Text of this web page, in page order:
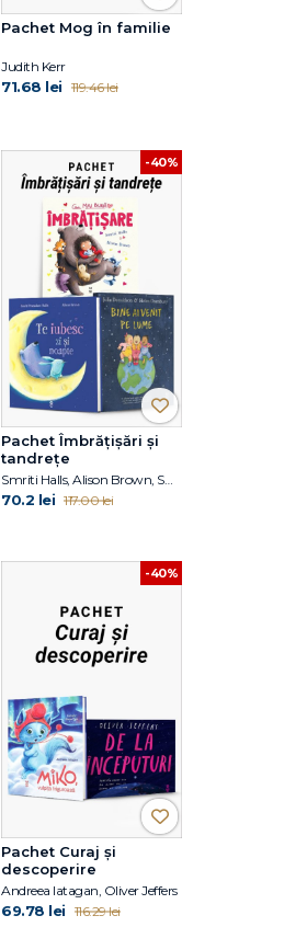
Pachet Mog în familie
Judith Kerr
71.68 lei 119.46 lei
-40%
Pachet Îmbrățișări și
tandrețe
Smriti Halls, Alison Brown, Smriti Prasadam-Halls, Julia Donaldson
70.2 lei 117.00 lei
-40%
Pachet Curaj și
descoperire
Andreea Iatagan, Oliver Jeffers
69.78 lei 116.29 lei